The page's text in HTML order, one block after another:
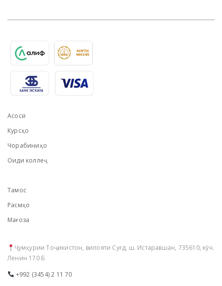
Асосӣ
Курсҳо
Чорабиниҳо
Оиди коллеҷ
Тамос
Расмҳо
Мағоза
Ҷумҳурии Тоҷикистон, вилояти Суғд, ш. Истаравшан, 735610, кӯч.
Ленин 170 Б
+992 (3454) 2 11 70